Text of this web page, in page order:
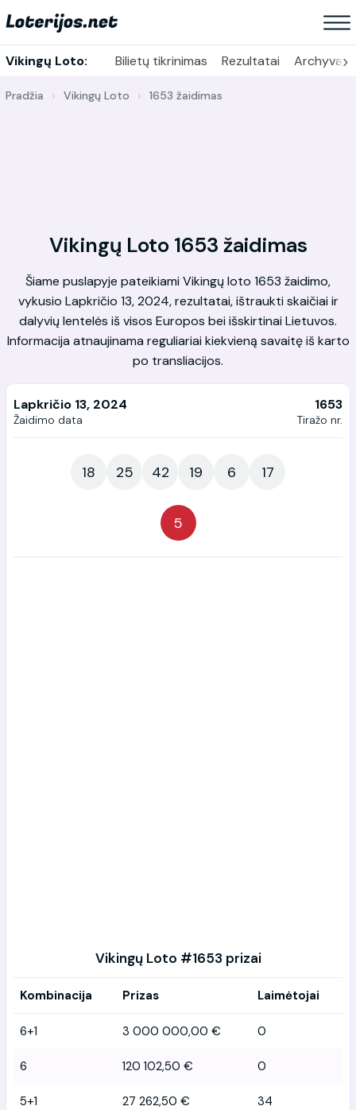
Vikingų Loto: Bilietų tikrinimas Rezultatai Archyvas
›
Pradžia Vikingų Loto 1653 žaidimas
Vikingų Loto 1653 žaidimas
Šiame puslapyje pateikiami Vikingų loto 1653 žaidimo,
vykusio Lapkričio 13, 2024, rezultatai, ištraukti skaičiai ir
dalyvių lentelės iš visos Europos bei išskirtinai Lietuvos.
Informacija atnaujinama reguliariai kiekvieną savaitę iš karto
po transliacijos.
Lapkričio 13, 2024
Žaidimo data
1653
Tiražo nr.
18 25 42 19 6 17
5
Vikingų Loto #1653 prizai
Kombinacija Prizas Laimėtojai
6+1 3 000 000,00 € 0
6 120 102,50 € 0
5+1 27 262,50 € 34